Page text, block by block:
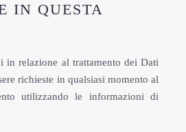
IN QUESTA
in relazione al trattamento dei Dati
richieste in qualsiasi momento al
utilizzando le informazioni di